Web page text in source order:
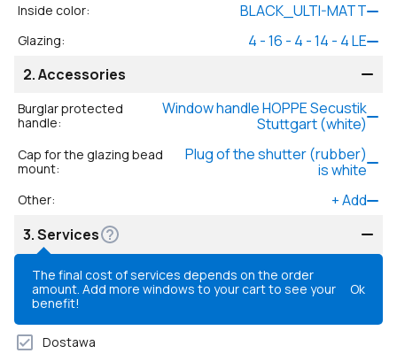
Inside color: BLACK_ULTI-MATT
Glazing:
4 - 16 - 4 - 14 - 4 LE
2.Accessories
Burglar protected
handle:
Window handle HOPPE Secustik
Stuttgart (white)
Cap for the glazing bead
mount:
Plug of the shutter (rubber)
is white
Other: +Add
3.Services
The final cost of services depends on the order
amount. Add more windows to your cart to see your
benefit!
Ok
Dostawa